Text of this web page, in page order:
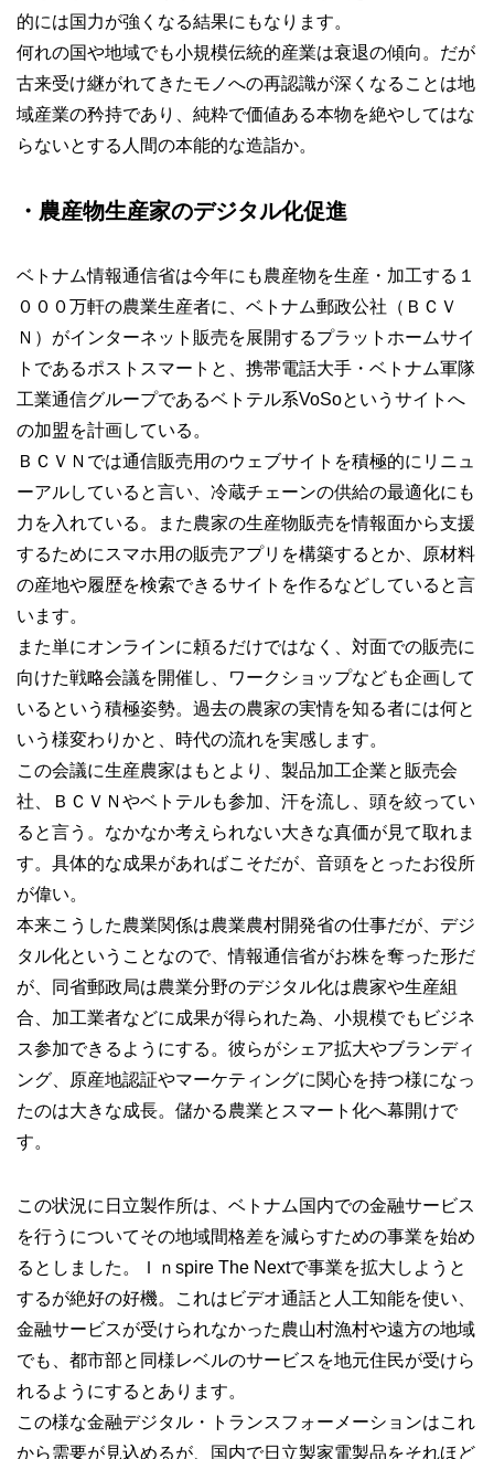
的には国力が強くなる結果にもなります。
何れの国や地域でも小規模伝統的産業は衰退の傾向。だが
古来受け継がれてきたモノへの再認識が深くなることは地
域産業の矜持であり、純粋で価値ある本物を絶やしてはな
らないとする人間の本能的な造詣か。
・農産物生産家のデジタル化促進
ベトナム情報通信省は今年にも農産物を生産・加工する１
０００万軒の農業生産者に、ベトナム郵政公社（ＢＣＶ
Ｎ）がインターネット販売を展開するプラットホームサイ
トであるポストスマートと、携帯電話大手・ベトナム軍隊
工業通信グループであるベトテル系VoSoというサイトへ
の加盟を計画している。
ＢＣＶＮでは通信販売用のウェブサイトを積極的にリニュ
ーアルしていると言い、冷蔵チェーンの供給の最適化にも
力を入れている。また農家の生産物販売を情報面から支援
するためにスマホ用の販売アプリを構築するとか、原材料
の産地や履歴を検索できるサイトを作るなどしていると言
います。
また単にオンラインに頼るだけではなく、対面での販売に
向けた戦略会議を開催し、ワークショップなども企画して
いるという積極姿勢。過去の農家の実情を知る者には何と
いう様変わりかと、時代の流れを実感します。
この会議に生産農家はもとより、製品加工企業と販売会
社、ＢＣＶＮやベトテルも参加、汗を流し、頭を絞ってい
ると言う。なかなか考えられない大きな真価が見て取れま
す。具体的な成果があればこそだが、音頭をとったお役所
が偉い。
本来こうした農業関係は農業農村開発省の仕事だが、デジ
タル化ということなので、情報通信省がお株を奪った形だ
が、同省郵政局は農業分野のデジタル化は農家や生産組
合、加工業者などに成果が得られた為、小規模でもビジネ
ス参加できるようにする。彼らがシェア拡大やブランディ
ング、原産地認証やマーケティングに関心を持つ様になっ
たのは大きな成長。儲かる農業とスマート化へ幕開けで
す。
この状況に日立製作所は、ベトナム国内での金融サービス
を行うについてその地域間格差を減らすための事業を始め
るとしました。Ｉｎspire The Nextで事業を拡大しようと
するが絶好の好機。これはビデオ通話と人工知能を使い、
金融サービスが受けられなかった農山村漁村や遠方の地域
でも、都市部と同様レベルのサービスを地元住民が受けら
れるようにするとあります。
この様な金融デジタル・トランスフォーメーションはこれ
から需要が見込めるが、国内で日立製家電製品をそれほど